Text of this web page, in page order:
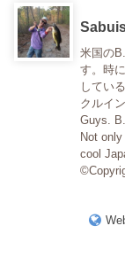
米国の
す。時
してい
クルイ
Guys.
Not
cool